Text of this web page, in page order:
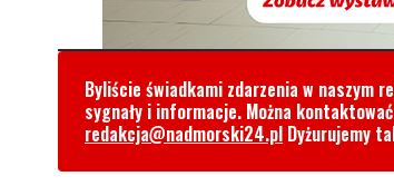
Byliście świadkami zdarzenia w naszym
sygnały i informacje. Można
redakcja@nadmorski24.pl Dyżurujemy